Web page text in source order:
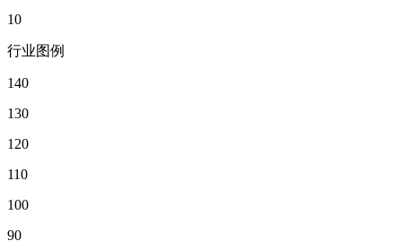
10
行业图例
140
130
120
110
100
90